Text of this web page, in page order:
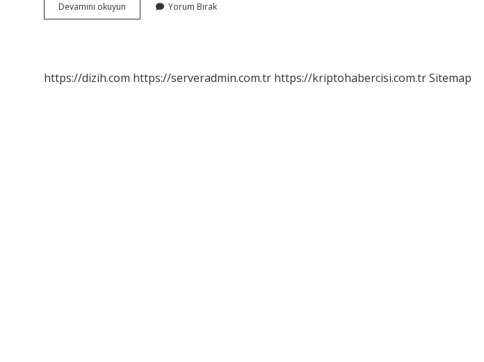
Devamını okuyun
Kız
Yorum Bırak
https://dizih.com https://serveradmin.com.tr https://kriptohabercisi.com.trSitemap